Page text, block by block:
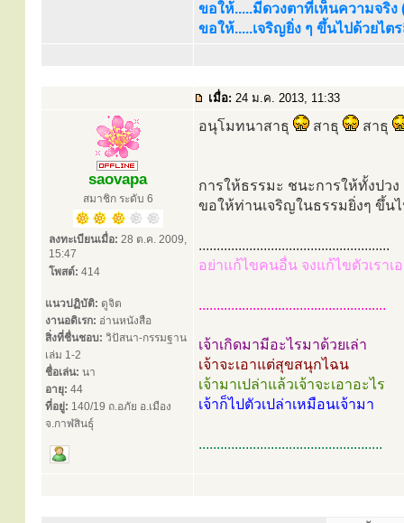
ขอให้.....มีดวงตาที่เห็นความจริ
ขอให้.....เจริญยิ่ง ๆ ขึ้นไปด้วยไ
เมื่อ: 24 ม.ค. 2013, 11:33
saovapa
สมาชิก ระดับ 6
ลงทะเบียนเมื่อ: 28 ต.ค. 2009,
15:47
โพสต์: 414
แนวปฏิบัติ: ดูจิต
งานอดิเรก: อ่านหนังสือ
สิ่งที่ชื่นชอบ: วิปัสนา-กรรมฐาน
เล่ม 1-2
ชื่อเล่น: นา
อายุ: 44
ที่อยู่: 140/19 ถ.อภัย อ.เมือง
จ.กาฬสินธุ์
อนุโมทนาสาธุ สาธุ สาธุ
การให้ธรรมะ ชนะการให้ทั้งปวง
ขอให้ท่านเจริญในธรรมยิ่งๆ ขึ้น
.....................................................
อย่าแก้ไขคนอื่น จงแก้ไขตัวเราเ
....................................................
เจ้าเกิดมามีอะไรมาด้วยเล่า
เจ้าจะเอาแต่สุขสนุกไฉน
เจ้ามาเปล่าแล้วเจ้าจะเอาอะไร
เจ้าก็ไปตัวเปล่าเหมือนเจ้ามา
...................................................